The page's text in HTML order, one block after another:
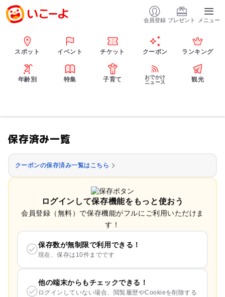
会員登録 プレゼント メニュー
スポット イベント チケット クーポン ランキング
年齢別 特集 子育て
おでかけ
ニュース
観光
保存済み一覧
クーポンの保存済み一覧はこちら
ログインして保存機能をもっと使おう
会員登録（無料）で保存機能がフルにご利用いただけま
す！
保存数が無制限で利用できる！
現在、保存は10件までです
他の端末からもチェックできる！
ログインしていない場合、閲覧履歴やCookieを削除する